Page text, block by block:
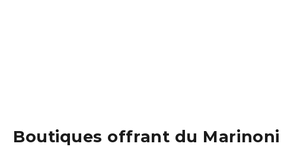
Boutiques offrant du Marinoni